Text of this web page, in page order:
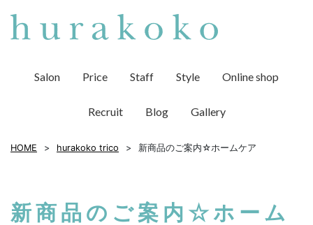
Salon Price Staff Style Online shop
Recruit Blog Gallery
HOME hurakoko trico 新商品のご案内☆ホームケア
新商品のご案内☆ホーム